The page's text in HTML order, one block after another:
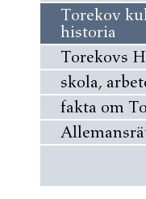
Torekov
historia
Torekovs
skola,
fakta om